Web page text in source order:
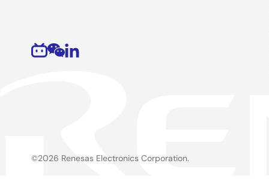
©2026 Renesas Electronics Corporation.